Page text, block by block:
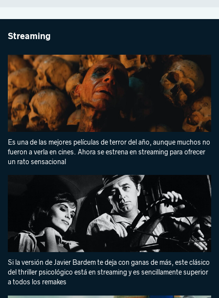
Streaming
Es una de las mejores películas de terror del año, aunque muchos no
fueron a verla en cines. Ahora se estrena en streaming para ofrecer
un rato sensacional
Si la versión de Javier Bardem te deja con ganas de más, este clásico
del thriller psicológico está en streaming y es sencillamente superior
a todos los remakes